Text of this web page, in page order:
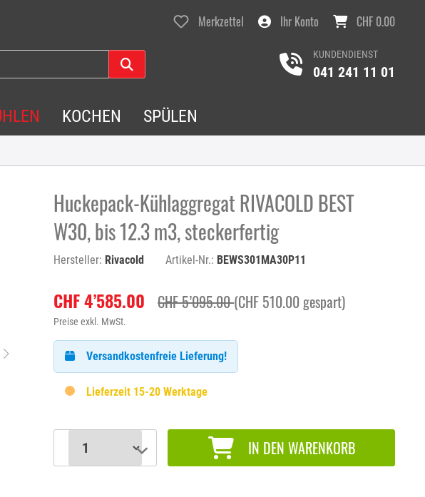
Merkzettel Ihr Konto CHF 0.00
KUNDENDIENST
041 241 11 01
KOCHEN SPÜLEN
Huckepack-Kühlaggregat RIVACOLD BEST
W30, bis 12.3 m3, steckerfertig
Hersteller: Rivacold Artikel-Nr.: BEWS301MA30P11
CHF 4’585.00 CHF 5’095.00(CHF 510.00 gespart)
Preise exkl. MwSt.
Versandkostenfreie Lieferung!
Lieferzeit 15-20 Werktage
IN DEN WARENKORB